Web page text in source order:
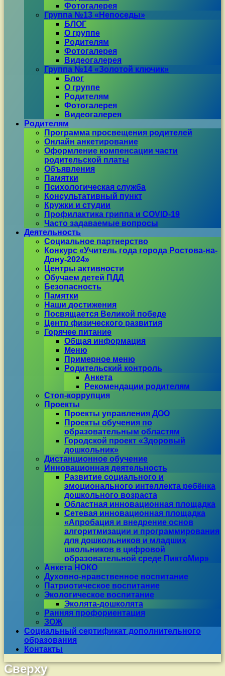
Фотогалерея
Группа №13 «Непоседы»
БЛОГ
О группе
Родителям
Фотогалерея
Видеогалерея
Группа №14 «Золотой ключик»
Блог
О группе
Родителям
Фотогалерея
Видеогалерея
Родителям
Программа просвещения родителей
Онлайн анкетирование
Оформление компенсации части
родительской платы
Объявления
Памятки
Психологическая служба
Консультативный пункт
Кружки и студии
Профилактика гриппа и COVID-19
Часто задаваемые вопросы
Деятельность
Социальное партнерство
Конкурс «Учитель года города Ростова-на-
Дону-2024»
Центры активности
Обучаем детей ПДД
Безопасность
Памятки
Наши достижения
Посвящается Великой победе
Центр физического развития
Горячее питание
Общая информация
Меню
Примерное меню
Родительский контроль
Анкета
Рекомендации родителям
Стоп-коррупция
Проекты
Проекты управления ДОО
Проекты обучения по
образовательным областям
Городской проект «Здоровый
дошкольник»
Дистанционное обучение
Инновационная деятельность
Развитие социального и
эмоционального интеллекта ребёнка
дошкольного возраста
Областная инновационная площадка
Сетевая инновационная площадка
«Апробация и внедрение основ
алгоритмизации и программирования
для дошкольников и младших
школьников в цифровой
образовательной среде ПиктоМир»
Анкета НОКО
Духовно-нравственное воспитание
Патриотическое воспитание
Экологическое воспитание
Эколята-дошколята
Ранняя профориентация
ЗОЖ
Социальный сертификат дополнительного
образования
Контакты
Сверху